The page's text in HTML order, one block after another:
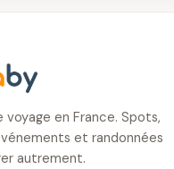
voyage en France. Spots,
et randonnées
autrement.